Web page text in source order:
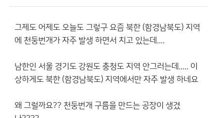
그제도 어제도 오늘도 그렇구 요즘 북한 (함경남북도) 지역
에 천둥번개가 자주 발생 하면서 치고 있는데....
남한인 서울 경기도 강원도 충청도 지역 안그러는데..... 이
상하게도 북한 (함경남북도) 지역에서만 자주 발생 하네요
왜 그럴까요?? 천둥번개 구름을 만드는 공장이 생겼